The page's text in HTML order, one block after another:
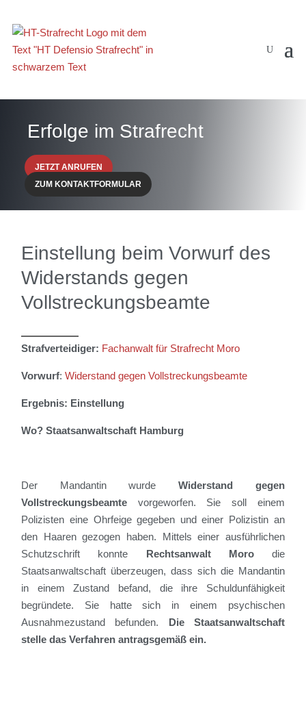
Erfolge im Strafrecht
JETZT ANRUFEN
ZUM KONTAKTFORMULAR
Einstellung beim Vorwurf des
Widerstands gegen
Vollstreckungsbeamte
Strafverteidiger: Fachanwalt für Strafrecht Moro
Vorwurf:Widerstand gegen Vollstreckungsbeamte
Ergebnis: Einstellung
Wo? Staatsanwaltschaft Hamburg
Der Mandantin wurdeWiderstand gegen
Vollstreckungsbeamte vorgeworfen. Sie soll einem
Polizisten eine Ohrfeige gegeben und einer Polizistin an
den Haaren gezogen haben. Mittels einer ausführlichen
Schutzschrift konnte Rechtsanwalt Morodie
Staatsanwaltschaft überzeugen, dass sich die Mandantin
in einem Zustand befand, die ihre Schuldunfähigkeit
begründete. Sie hatte sich in einem psychischen
Ausnahmezustand befunden. Die Staatsanwaltschaft
stelle das Verfahren antragsgemäß ein.